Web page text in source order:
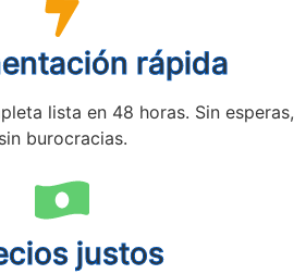
rápida
lista en 48 horas. Sin esperas,
sin burocracias.
justos